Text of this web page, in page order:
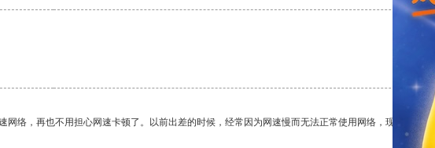
络，再也不用担心网速卡顿了。以前出差的时候，经常因为网速慢而无法正常使用网络，现在有了这